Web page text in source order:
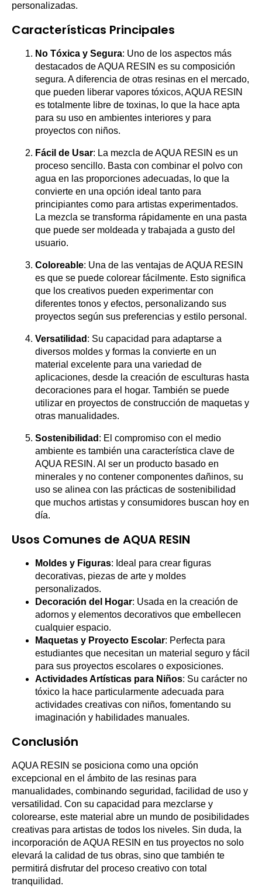
personalizadas.
Características Principales
No Tóxica y Segura: Uno de los aspectos más
destacados de AQUA RESIN es su composición
segura. A diferencia de otras resinas en el mercado,
que pueden liberar vapores tóxicos, AQUA RESIN
es totalmente libre de toxinas, lo que la hace apta
para su uso en ambientes interiores y para
proyectos con niños.
Fácil de Usar: La mezcla de AQUA RESIN es un
proceso sencillo. Basta con combinar el polvo con
agua en las proporciones adecuadas, lo que la
convierte en una opción ideal tanto para
principiantes como para artistas experimentados.
La mezcla se transforma rápidamente en una pasta
que puede ser moldeada y trabajada a gusto del
usuario.
Coloreable: Una de las ventajas de AQUA RESIN
es que se puede colorear fácilmente. Esto significa
que los creativos pueden experimentar con
diferentes tonos y efectos, personalizando sus
proyectos según sus preferencias y estilo personal.
Versatilidad : Su capacidad para adaptarse a
diversos moldes y formas la convierte en un
material excelente para una variedad de
aplicaciones, desde la creación de esculturas hasta
decoraciones para el hogar. También se puede
utilizar en proyectos de construcción de maquetas y
otras manualidades.
Sostenibilidad : El compromiso con el medio
ambiente es también una característica clave de
AQUA RESIN. Al ser un producto basado en
minerales y no contener componentes dañinos, su
uso se alinea con las prácticas de sostenibilidad
que muchos artistas y consumidores buscan hoy en
día.
Usos Comunes de AQUA RESIN
Moldes y Figuras: Ideal para crear figuras
decorativas, piezas de arte y moldes
personalizados.
Decoración del Hogar: Usada en la creación de
adornos y elementos decorativos que embellecen
cualquier espacio.
Maquetas y Proyecto Escolar: Perfecta para
estudiantes que necesitan un material seguro y fácil
para sus proyectos escolares o exposiciones.
Actividades Artísticas para Niños: Su carácter no
tóxico la hace particularmente adecuada para
actividades creativas con niños, fomentando su
imaginación y habilidades manuales.
Conclusión
AQUA RESIN se posiciona como una opción
excepcional en el ámbito de las resinas para
manualidades, combinando seguridad, facilidad de uso y
versatilidad. Con su capacidad para mezclarse y
colorearse, este material abre un mundo de posibilidades
creativas para artistas de todos los niveles. Sin duda, la
incorporación de AQUA RESIN en tus proyectos no solo
elevará la calidad de tus obras, sino que también te
permitirá disfrutar del proceso creativo con total
tranquilidad.